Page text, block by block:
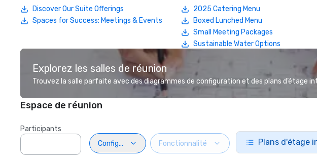
Discover Our Suite Offerings
Spaces for Success: Meetings & Events
2025 Catering Menu
Boxed Lunched Menu
Small Meeting Packages
Sustainable Water Options
Explorez les salles de réunion
Trouvez la salle parfaite avec des diagrammes de configuration et des plans d’étage
Espace de réunion
Participants
Configuration
Fonctionnalité Plans d'étage